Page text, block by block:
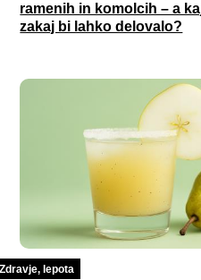
ramenih in komolcih – a
zakaj bi lahko delovalo?
Zdravje, lepota